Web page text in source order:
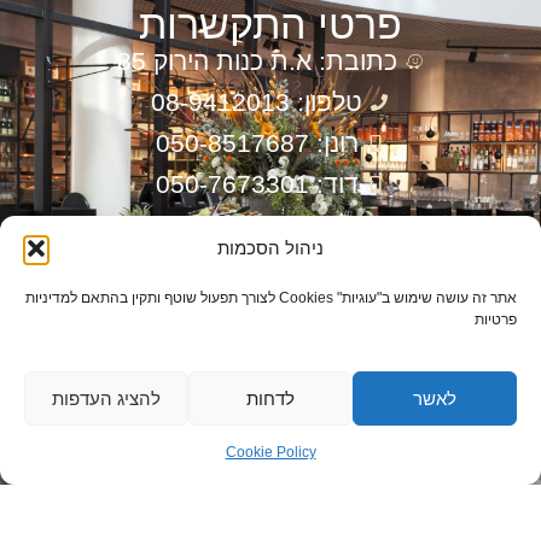
ניהול הסכמות
אתר זה עושה שימוש ב"עוגיות" Cookies לצורך תפעול שוטף ותקין בהתאם למדיניות
פרטיות
לאשר לדחות להציג העדפות
Cookie Policy
פרטי התקשרות
כתובת: א.ת כנות הירוק 85
טלפון: 08-9412013
רונן: 050-8517687
דוד: 050-7673301
דוא”ל: info@ronenln.co.il
יצירת קשר מהירה